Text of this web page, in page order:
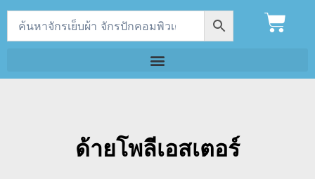
ด้ายโพลีเอสเตอร์